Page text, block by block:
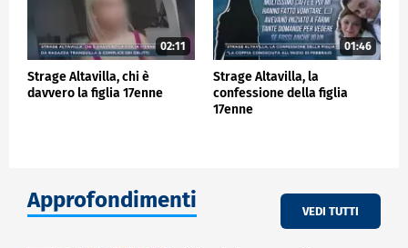
02:11
Strage Altavilla, chi è
davvero la figlia 17enne
01:46
Strage Altavilla, la
confessione della figlia
17enne
Approfondimenti VEDI TUTTI